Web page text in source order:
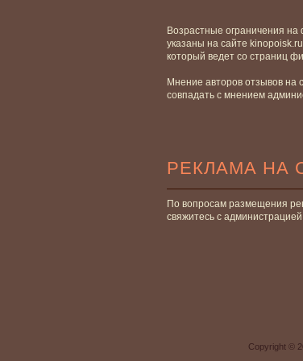
Возрастные ограничения
указаны на сайте
который ведет со страниц
Мнение авторов отзывов на
совпадать с мнением
РЕКЛАМА НА
По вопросам размещения
свяжитесь с
Copyright ©